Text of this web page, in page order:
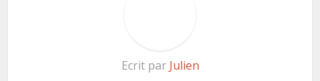
Ecrit par Julien